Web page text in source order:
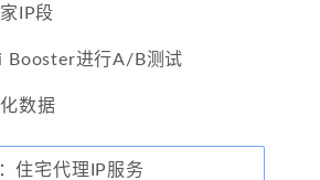
IP段
Booster进行A/B测试
数据
住宅代理IP服务